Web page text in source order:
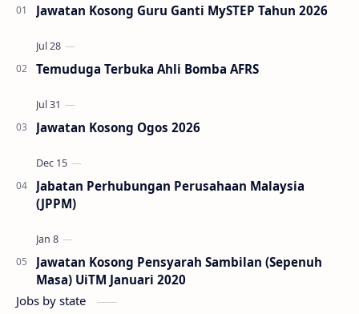
Jawatan Kosong Guru Ganti MySTEP Tahun 2026
Temuduga Terbuka Ahli Bomba AFRS
Jawatan Kosong Ogos 2026
Jabatan Perhubungan Perusahaan Malaysia
(JPPM)
Jawatan Kosong Pensyarah Sambilan (Sepenuh
Masa) UiTM Januari 2020
Jobs by state